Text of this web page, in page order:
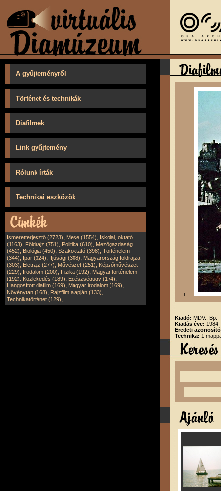
A gyűjteményről
Történet és technikák
Diafilmek
Link gyűjtemény
Rólunk írták
Technikai eszközök
Ismeretterjesztő (2723), Mese (1554), Iskolai, oktató
(1163), Földrajz (751), Politika (610), Mezőgazdaság
(452), Biológia (450), Szakoktató (398), Történelem
(344), Ipar (324), Ifjúsági (308), Magyarország földrajza
(303), Életrajz (277), Művészet (251), Képzőművészet
(229), Irodalom (200), Fizika (192), Magyar történelem
(192), Közlekedés (189), Egészségügy (174),
Hangosított diafilm (169), Magyar irodalom (169),
Növénytan (168), Rajzfilm alapján (133),
Technikatörténet (129),
1
Kiadó: MDV., Bp.
Kiadás éve: 1984
Eredeti
Technika: 1